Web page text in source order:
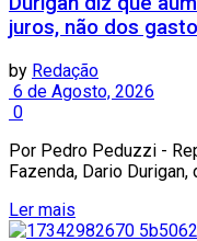
juros, não dos
by Redação
6 de Agosto, 2026
0
Por Pedro Peduzzi -
Fazenda, Dario
Ler mais